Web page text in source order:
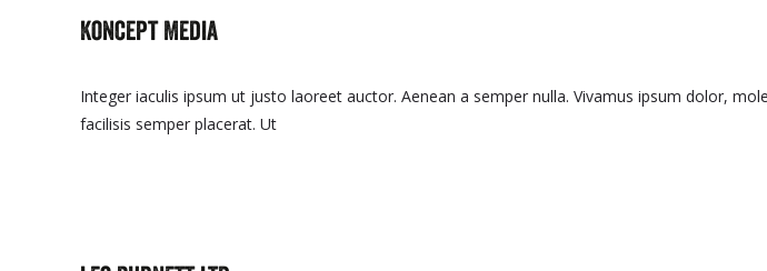
Koncept Media
Integer iaculis ipsum ut justo laoreet auctor. Aenean a semper nulla. Vivamus ipsum dolor,
facilisis semper placerat. Ut